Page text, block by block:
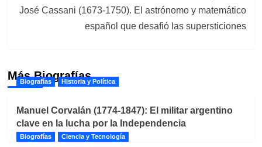
José Cassani (1673-1750). El astrónomo y matemático
español que desafió las supersticiones
Más Biografías
Biografías Historia y Política
Manuel Corvalán (1774-1847): El militar argentino
clave en la lucha por la Independencia
Biografías Ciencia y Tecnología